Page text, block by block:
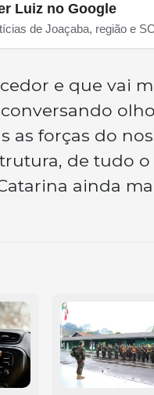
Luiz no Google
de Joaçaba, região e SC
e que vai
as forças do
de tudo
ainda